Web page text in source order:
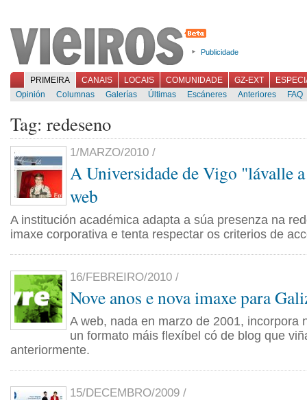
Publicidade
PRIMEIRA CANAIS LOCAIS COMUNIDADE GZ-EXT
Opinión
Columnas Galerías Últimas Escáneres Anteriores FAQ
Tag: redeseno
1/MARZO/2010 /
A Universidade de Vigo "lávalle a
web
A institución académica adapta a súa presenza na
imaxe corporativa e tenta respectar os criterios de
16/FEBREIRO/2010 /
Nove anos e nova imaxe para
A web, nada en marzo de 2001, incorpora
un formato máis flexíbel có de blog que
anteriormente.
15/DECEMBRO/2009 /